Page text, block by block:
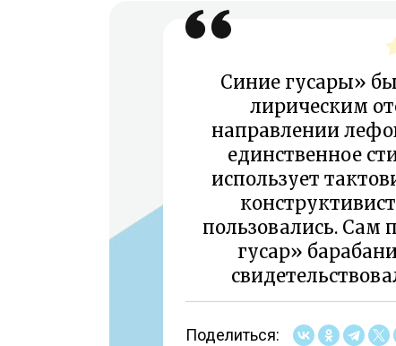
Синие гусары»
лирическим
направлении
единственное
использует
пользовались. Сам
гусар»
Поделиться: